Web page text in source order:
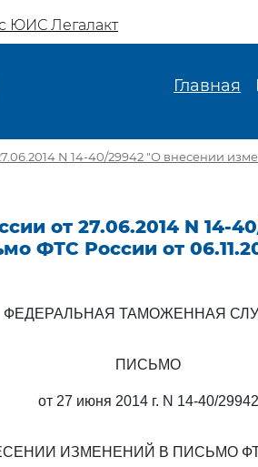
ЮИС Легалакт
Главная
N 14-40/29942 "О внесении
от 27.06.2014 N 14-
ФТС России от
ФЕДЕРАЛЬНАЯ ТАМОЖЕННАЯ
ПИСЬМО
от 27 июня 2014 г. N 14-40/29942
ИЗМЕНЕНИЙ В ПИСЬМО